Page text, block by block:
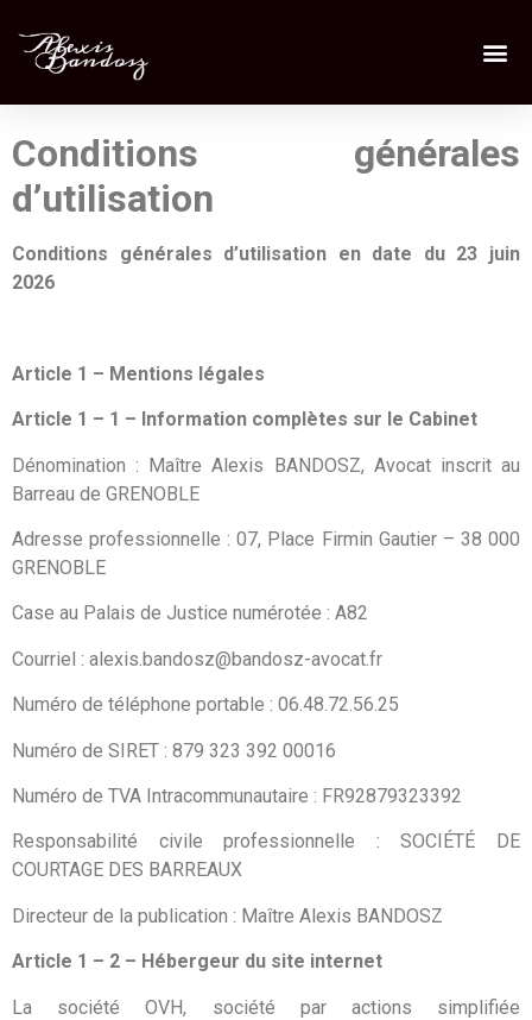
Conditions générales
d’utilisation
Conditions générales d’utilisation en date du 23 juin
2026
Article 1 – Mentions légales
Article 1 – 1 – Information complètes sur le Cabinet
Dénomination : Maître Alexis BANDOSZ, Avocat inscrit au
Barreau de GRENOBLE
Adresse professionnelle : 07, Place Firmin Gautier – 38 000
GRENOBLE
Case au Palais de Justice numérotée : A82
Courriel : alexis.bandosz@bandosz-avocat.fr
Numéro de téléphone portable : 06.48.72.56.25
Numéro de SIRET : 879 323 392 00016
Numéro de TVA Intracommunautaire : FR92879323392
Responsabilité civile professionnelle : SOCIÉTÉ DE
COURTAGE DES BARREAUX
Directeur de la publication : Maître Alexis BANDOSZ
Article 1 – 2 – Hébergeur du site internet
La société OVH, société par actions simplifiée